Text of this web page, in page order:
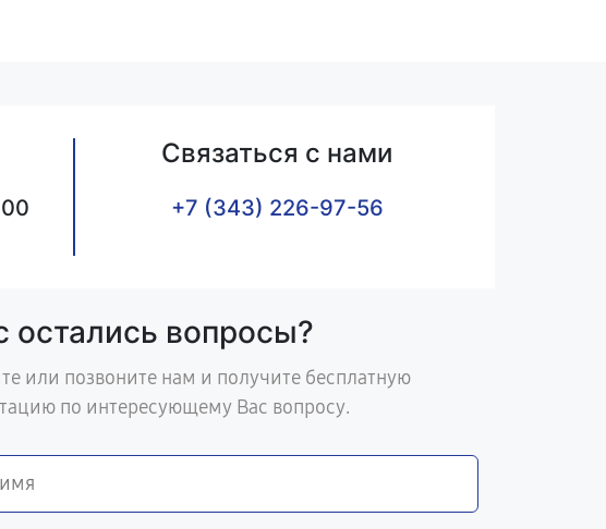
Связаться с нами
+7 (343) 226-97-56
остались вопросы?
или позвоните нам и получите бесплатную
по интересующему Вас вопросу.